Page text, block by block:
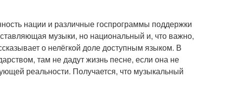
нации и различные госпрограммы поддержки
музыки, но национальный и, что важно,
о нелёгкой доле доступным языком. В
там не дадут жизнь песне, если она не
реальности. Получается, что музыкальный